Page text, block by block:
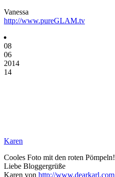
Vanessa
http://www.pureGLAM.tv
08
06
2014
14
Karen
Cooles Foto mit den roten
Liebe Bloggergrüße
Karen von http://www.dearkarl.com